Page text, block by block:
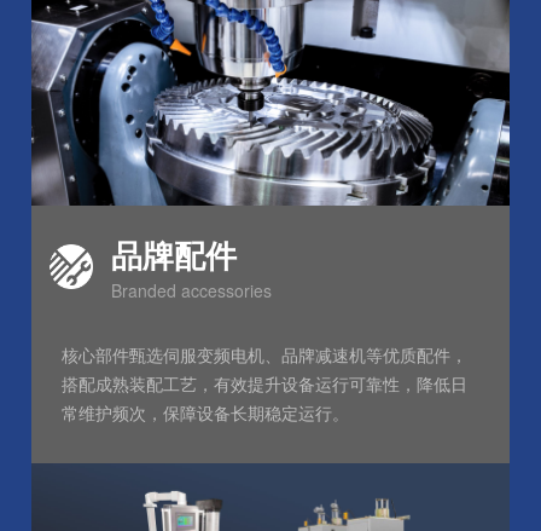
品牌配件
Branded accessories
核心部件甄选伺服变频电机、品牌减速机等优质配件，
搭配成熟装配工艺，有效提升设备运行可靠性，降低日
常维护频次，保障设备长期稳定运行。